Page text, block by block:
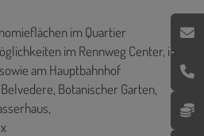
im Quartier
im Rennweg Center, in
am Hauptbahnhof
Botanischer Garten,